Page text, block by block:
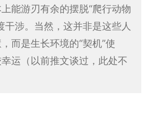
能游刃有余的摆脱“爬行动物
干涉。当然，这并非是这些人
而是生长环境的“契机”使
运（以前推文谈过，此处不